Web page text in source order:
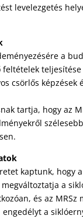
levelezgetés
a
teljesítése
csörlős képzések
tartja, hogy az
kaptunk, hogy
a
és az MRSz
a